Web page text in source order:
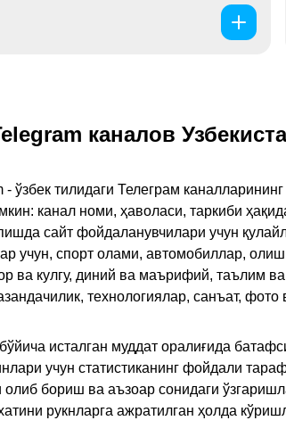
каналов
- ўзбек тилидаги Телеграм
канал номи, ҳаволаси, таркиби
сайт фойдаланувчилари учун
учун, спорт олами, автомобиллар,
ва кулгу, диний ва маърифий, таълим
технологиялар, санъат,
исталган муддат оралиғида
учун статистиканинг фойдали
олиб бориш ва аъзоар сонидаги
рукнларга ажратилган ҳолда